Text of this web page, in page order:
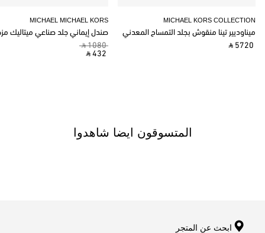
MICHAEL MICHAEL KORS
صندل إيماني جلد صناعي ميتاليك
‎ ⃁ 1080 ‎
‎ ⃁ 432 ‎
MICHAEL KORS COLLECTION
ميناوديير تينا منقوش بجلد التمساح المعدني
‎ ⃁ 5720 ‎
المتسوقون ايضا شاهدوا
ابحث عن المتجر